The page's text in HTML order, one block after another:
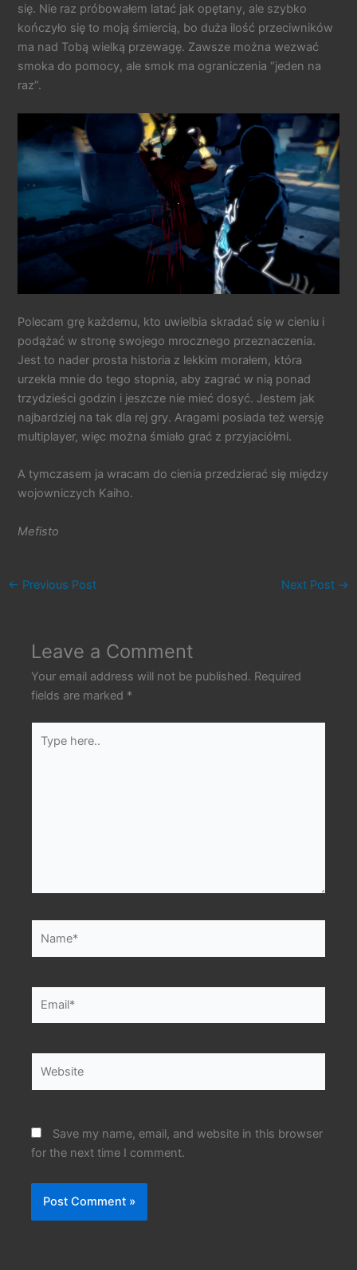
się. Nie raz próbowałem latać jak opętany, ale szybko
kończyło się to moją śmiercią, bo duża ilość przeciwników
ma nad Tobą wielką przewagę. Zawsze można wezwać
smoka do pomocy, ale smok ma ograniczenia “jeden na
raz”.
Polecam grę każdemu, kto uwielbia skradać się w cieniu i
podążać w stronę swojego mrocznego przeznaczenia.
Jest to nader prosta historia z lekkim morałem, która
urzekła mnie do tego stopnia, aby zagrać w nią ponad
trzydzieści godzin i jeszcze nie mieć dosyć. Jestem jak
najbardziej na tak dla rej gry. Aragami posiada też wersję
multiplayer, więc można śmiało grać z przyjaciółmi.
A tymczasem ja wracam do cienia przedzierać się między
wojowniczych Kaiho.
Mefisto
← Previous Post Next Post →
Leave a Comment
Your email address will not be published. Required
fields are marked *
here..
Save my name, email, and website in this browser
for the next time I comment.